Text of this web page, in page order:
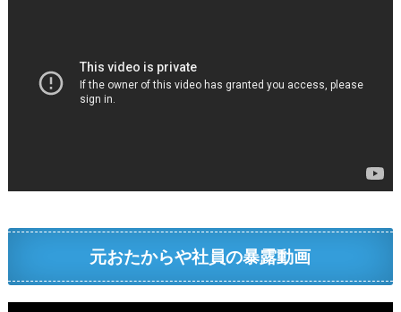
元おたからや社員の暴露動画